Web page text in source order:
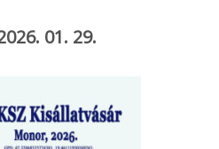
01. 29.